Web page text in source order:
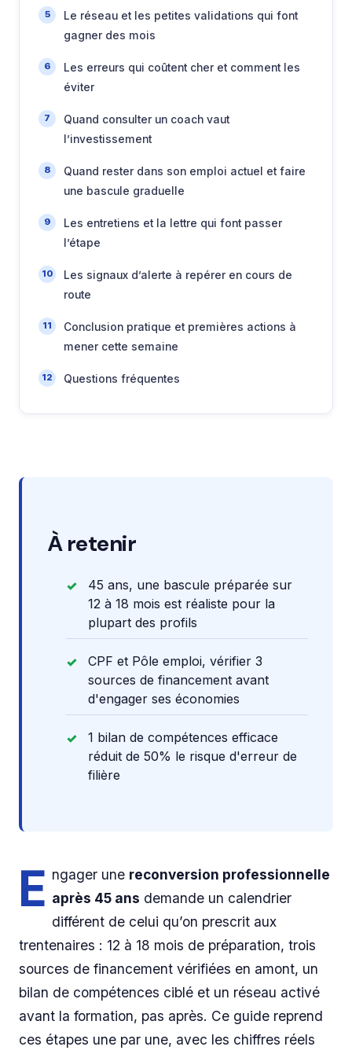
Le réseau et les petites validations qui font
gagner des mois
Les erreurs qui coûtent cher et comment les
éviter
Quand consulter un coach vaut
l’investissement
Quand rester dans son emploi actuel et faire
une bascule graduelle
Les entretiens et la lettre qui font passer
l’étape
Les signaux d’alerte à repérer en cours de
route
Conclusion pratique et premières actions à
mener cette semaine
Questions fréquentes
À retenir
45 ans, une bascule préparée sur
12 à 18 mois est réaliste pour la
plupart des profils
CPF et Pôle emploi, vérifier 3
sources de financement avant
d'engager ses économies
1 bilan de compétences efficace
réduit de 50% le risque d'erreur de
filière
E ngager une reconversion professionnelle
après 45 ans demande un calendrier
différent de celui qu’on prescrit aux
trentenaires : 12 à 18 mois de préparation, trois
sources de financement vérifiées en amont, un
bilan de compétences ciblé et un réseau activé
avant la formation, pas après. Ce guide reprend
ces étapes une par une, avec les chiffres réels